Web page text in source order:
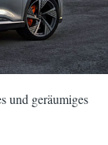
und geräumiges